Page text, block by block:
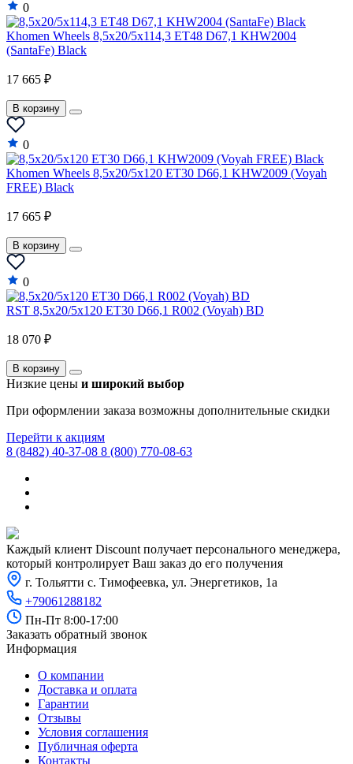
0
Khomen Wheels 8,5x20/5x114,3 ET48 D67,1 KHW2004
(SantaFe) Black
17 665 ₽
В корзину
0
Khomen Wheels 8,5x20/5x120 ET30 D66,1 KHW2009 (Voyah
FREE) Black
17 665 ₽
В корзину
0
RST 8,5x20/5x120 ET30 D66,1 R002 (Voyah) BD
18 070 ₽
В корзину
Низкие цены и широкий выбор
При оформлении заказа возможны дополнительные скидки
Перейти к акциям
8 (8482) 40-37-08 8 (800) 770-08-63
Каждый клиент Discount получает персонального менеджера,
который контролирует Ваш заказ до его получения
г. Тольятти с. Тимофеевка, ул. Энергетиков, 1а
+79061288182
Пн-Пт 8:00-17:00
Заказать обратный звонок
Информация
О компании
Доставка и оплата
Гарантии
Отзывы
Условия соглашения
Публичная оферта
Контакты